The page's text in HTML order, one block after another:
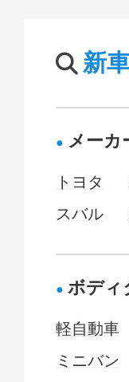
新
メーカ
トヨタ
スバル
ボディ
軽自動車
ミニバン